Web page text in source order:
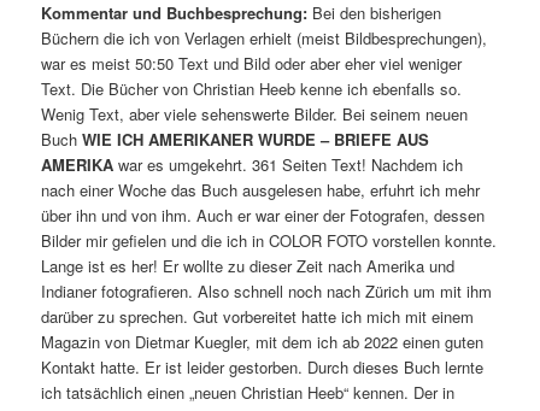
Kommentar und Buchbesprechung: Bei den bisherigen
Büchern die ich von Verlagen erhielt (meist Bildbesprechungen),
war es meist 50:50 Text und Bild oder aber eher viel weniger
Text. Die Bücher von Christian Heeb kenne ich ebenfalls so.
Wenig Text, aber viele sehenswerte Bilder. Bei seinem neuen
BuchWIE ICH AMERIKANER WURDE – BRIEFE AUS
AMERIKA war es umgekehrt. 361 Seiten Text! Nachdem ich
nach einer Woche das Buch ausgelesen habe, erfuhrt ich mehr
über ihn und von ihm. Auch er war einer der Fotografen, dessen
Bilder mir gefielen und die ich in COLOR FOTO vorstellen konnte.
Lange ist es her! Er wollte zu dieser Zeit nach Amerika und
Indianer fotografieren. Also schnell noch nach Zürich um mit ihm
darüber zu sprechen. Gut vorbereitet hatte ich mich mit einem
Magazin von Dietmar Kuegler, mit dem ich ab 2022 einen guten
Kontakt hatte. Er ist leider gestorben. Durch dieses Buch lernte
ich tatsächlich einen „neuen Christian Heeb“ kennen. Der in